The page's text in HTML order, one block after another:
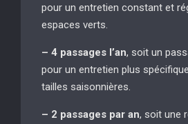
pour un entretien constant et
espaces verts.
– 4 passages l’an, soit un
pour un entretien plus
tailles saisonnières.
– 2 passages par an, soit une